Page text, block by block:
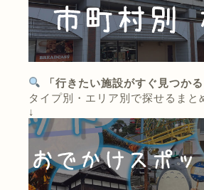
「行きたい施設がすぐ見つかる
タイプ別・エリア別で探せるまと
↓